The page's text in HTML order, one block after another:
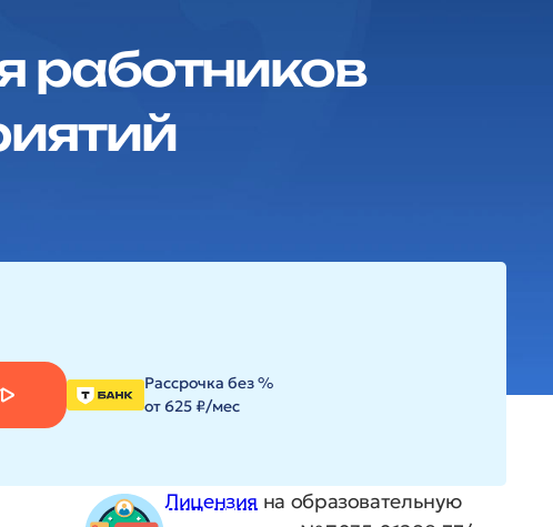
работников
Рассрочка без %
от 625 ₽/мес
Лицензия на образовательную